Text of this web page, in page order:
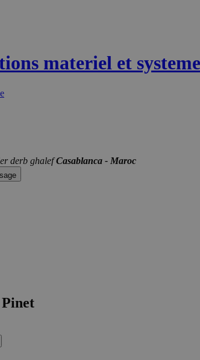
materiel et
derb ghalefCasablanca - Maroc